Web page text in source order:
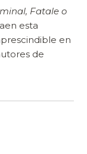
Fatale o
esta
en
de